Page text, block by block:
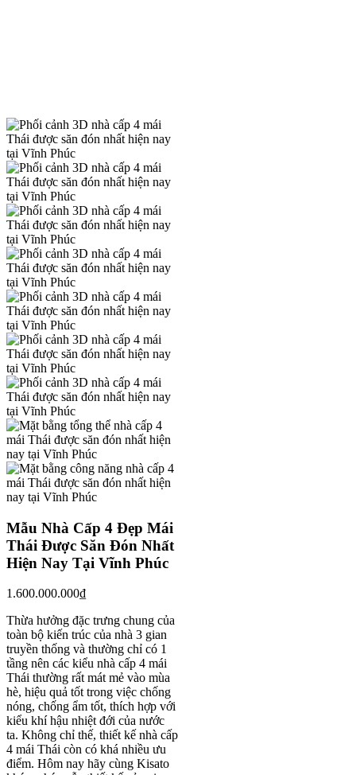
Mẫu Nhà Cấp 4 Đẹp Mái
Thái Được Săn Đón Nhất
Hiện Nay Tại Vĩnh Phúc
1.600.000.000₫
Thừa hưởng đặc trưng chung của
toàn bộ kiến trúc của nhà 3 gian
truyền thống và thường chỉ có 1
tầng nên các kiểu nhà cấp 4 mái
Thái thường rất mát mẻ vào mùa
hè, hiệu quả tốt trong việc chống
nóng, chống ẩm tốt, thích hợp với
kiểu khí hậu nhiệt đới của nước
ta. Không chỉ thế, thiết kế nhà cấp
4 mái Thái còn có khá nhiều ưu
điểm. Hôm nay hãy cùng Kisato